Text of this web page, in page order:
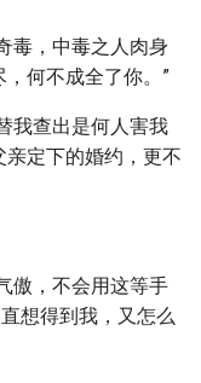
毒，中毒之人肉身
何不成全了你。”
我查出是何人害我
定下的婚约，更不
傲，不会用这等手
想得到我，又怎么